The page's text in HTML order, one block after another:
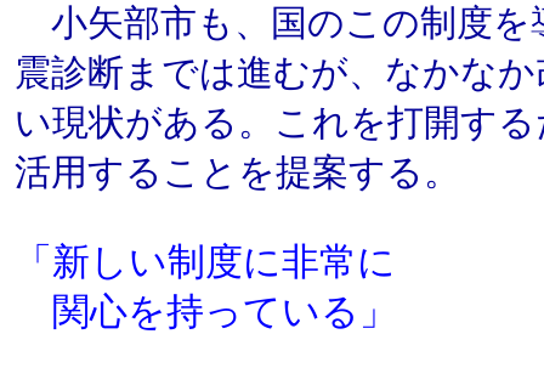
小矢部市も、国のこの制度を
震診断までは進むが、なかな
い現状がある。これを打開す
活用することを提案する。
「新しい制度に非常に
関心を持っている」